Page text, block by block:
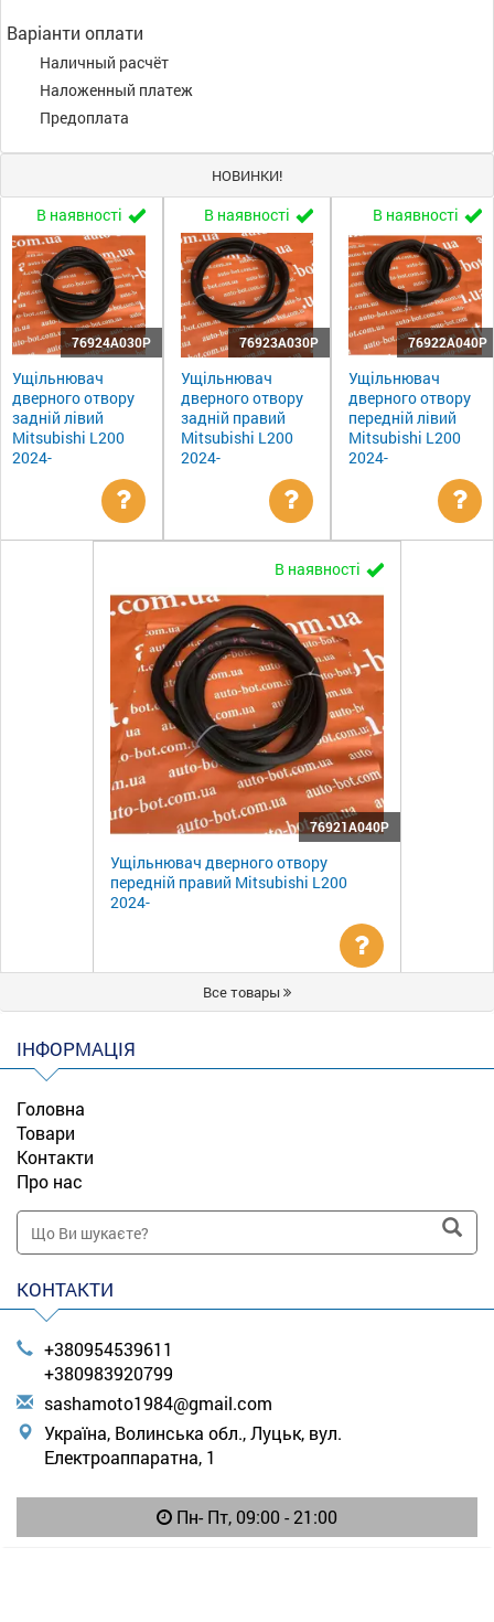
Варіанти оплати
Наличный расчёт
Наложенный платеж
Предоплата
НОВИНКИ!
В наявності
76924A030P
Ущільнювач
дверного отвору
задній лівий
Mitsubishi L200
2024-
Уточнити
В наявності
76923A030P
Ущільнювач
дверного отвору
задній правий
Mitsubishi L200
2024-
Уточнити
ціну
В наявності
76922A040P
Ущільнювач
дверного отвору
передній лівий
Mitsubishi L200
2024-
В наявності
76921A040P
Ущільнювач дверного отвору
передній правий Mitsubishi L200
2024-
Уточнити
ціну
Все товары
ІНФОРМАЦІЯ
Головна
Товари
Контакти
Про нас
КОНТАКТИ
+380954539611
+380983920799
sashamoto1984@gmail.com
Україна, Волинська обл., Луцьк, вул.
Електроаппаратна, 1
Пн- Пт, 09:00 - 21:00